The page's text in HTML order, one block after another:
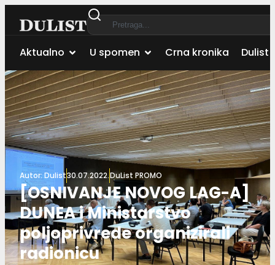
Aktualno U spomen Crna kronika Dulist
Autor: Dulist30.07.2022.DuList PROMO
[OSNIVANJE NOVOG LAG-A]
DUNEA i Ministarstvo
poljoprivrede organizirali
radionicu